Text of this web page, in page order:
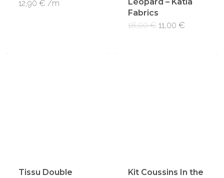
12,90 € /m
Fabrics
18,00€ Le
11,00 €Le
Tissu Double
Kit Coussins In the